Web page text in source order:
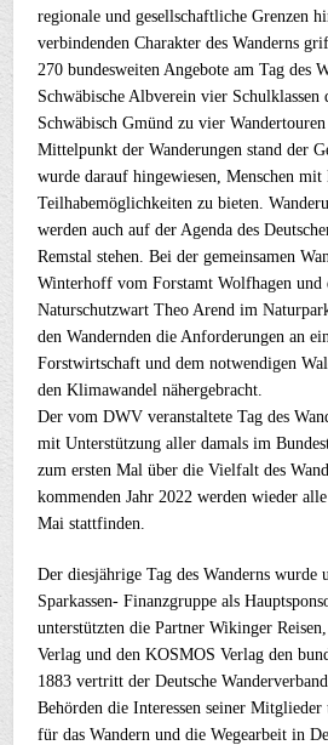
regionale und gesellschaftliche Grenzen
verbindenden Charakter des Wanderns
270 bundesweiten Angebote am Tag des
Schwäbische Albverein vier Schulklassen
Schwäbisch Gmünd zu vier
Mittelpunkt der Wanderungen stand der
wurde darauf hingewiesen, Menschen mit
Teilhabemöglichkeiten zu bieten.
werden auch auf der Agenda des
Remstal stehen. Bei der gemeinsamen
Winterhoff vom Forstamt Wolfhagen und
Naturschutzwart Theo Arend im
den Wandernden die Anforderungen an
Forstwirtschaft und dem notwendigen
den Klimawandel nähergebracht.
Der vom DWV veranstaltete Tag des
mit Unterstützung aller damals im
zum ersten Mal über die Vielfalt des
kommenden Jahr 2022 werden wieder
Mai stattfinden.
Der diesjährige Tag des Wanderns wurde
Sparkassen- Finanzgruppe als
unterstützten die Partner Wikinger
Verlag und den KOSMOS Verlag den
1883 vertritt der Deutsche
Behörden die Interessen seiner Mitglieder
für das Wandern und die Wegearbeit in